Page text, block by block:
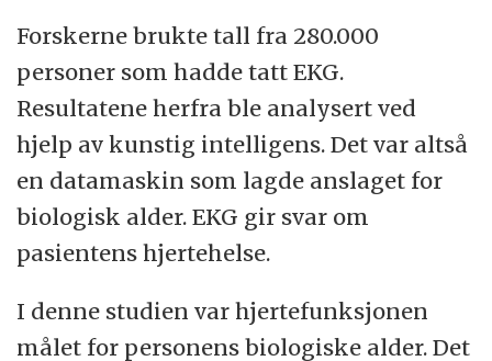
Forskerne brukte tall fra 280.000
personer som hadde tatt EKG.
Resultatene herfra ble analysert ved
hjelp av kunstig intelligens. Det var altså
en datamaskin som lagde anslaget for
biologisk alder. EKG gir svar om
pasientens hjertehelse.
I denne studien var hjertefunksjonen
målet for personens biologiske alder. Det